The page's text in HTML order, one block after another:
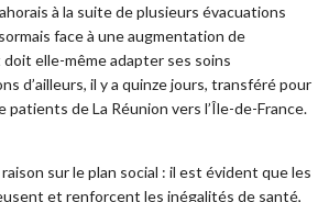
à la suite de plusieurs évacuations
face à une augmentation de
doit elle-même adapter ses soins
d’ailleurs, il y a quinze jours, transféré pour
patients de La Réunion vers l’Île-de-France.
sur le plan social : il est évident que les
et renforcent les inégalités de santé,